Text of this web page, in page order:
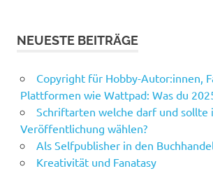
NEUESTE BEITRÄGE
Copyright für Hobby-Autor:innen,
Plattformen wie Wattpad: Was du
Schriftarten welche darf und sollte
Veröffentlichung wählen?
Als Selfpublisher in den
Kreativität und Fanatasy